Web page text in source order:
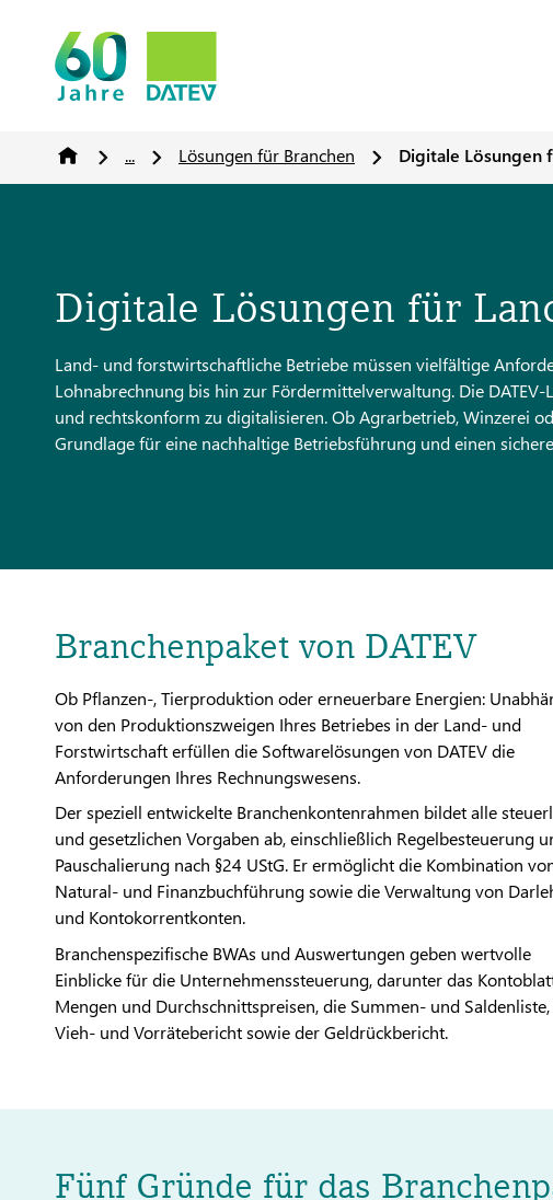
... Lösungen für Branchen Digitale Lösungen
Digitale Lösungen für
Land- und forstwirtschaftliche Betriebe müssen vielfältige
Lohnabrechnung bis hin zur Fördermittelverwaltung. Die
und rechtskonform zu digitalisieren. Ob Agrarbetrieb, Winzerei
Grundlage für eine nachhaltige Betriebsführung und einen
Branchenpaket von DATEV
Ob Pflanzen-, Tierproduktion oder erneuerbare Energien:
von den Produktionszweigen Ihres Betriebes in der Land- und
Forstwirtschaft erfüllen die Softwarelösungen von DATEV die
Anforderungen Ihres Rechnungswesens.
Der speziell entwickelte Branchenkontenrahmen bildet alle
und gesetzlichen Vorgaben ab, einschließlich Regelbesteuerung
Pauschalierung nach §24 UStG. Er ermöglicht die Kombination
Natural- und Finanzbuchführung sowie die Verwaltung von
und Kontokorrentkonten.
Branchenspezifische BWAs und Auswertungen geben wertvolle
Einblicke für die Unternehmenssteuerung, darunter das
Mengen und Durchschnittspreisen, die Summen- und
Vieh- und Vorrätebericht sowie der Geldrückbericht.
Fünf Gründe für das